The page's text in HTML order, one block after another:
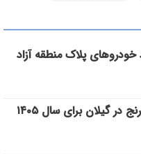
خودروهای پلاک منطقه آزاد
تعرفه برداشت مکانیزه برنج در گیلان برای سال ۱۴۰۵